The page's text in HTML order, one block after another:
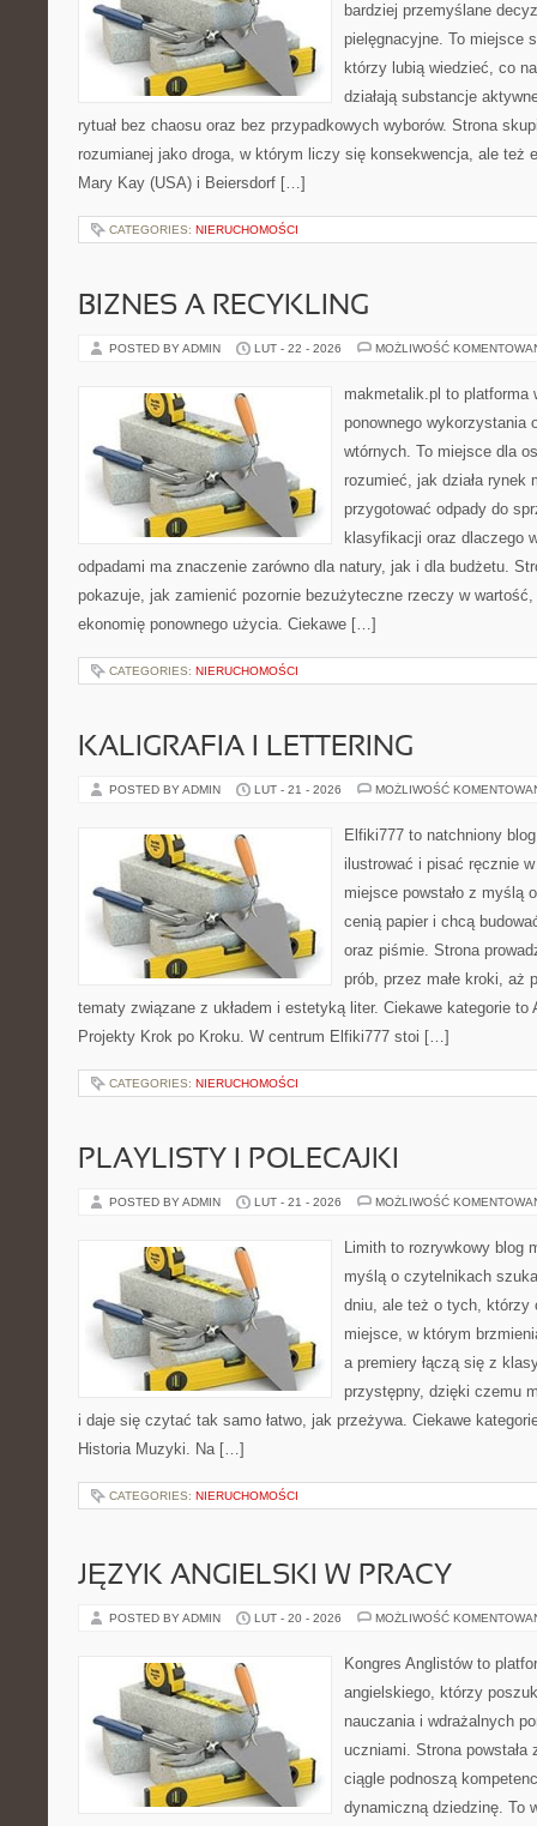
bardziej przemyślane
pielęgnacyjne. To miejsce
którzy lubią wiedzieć, co
działają substancje
rytuał bez chaosu oraz bez przypadkowych wyborów. Strona
rozumianej jako droga, w którym liczy się konsekwencja, ale też
Mary Kay (USA) i Beiersdorf […]
CATEGORIES: NIERUCHOMOŚCI
BIZNES A RECYKLING
POSTED BY ADMIN LUT - 22 - 2026 MOŻLIWOŚĆ
makmetalik.pl to platforma
ponownego wykorzystania
wtórnych. To miejsce dla
rozumieć, jak działa rynek
przygotować odpady do
klasyfikacji oraz dlaczego
odpadami ma znaczenie zarówno dla natury, jak i dla budżetu.
pokazuje, jak zamienić pozornie bezużyteczne rzeczy w
ekonomię ponownego użycia. Ciekawe […]
CATEGORIES: NIERUCHOMOŚCI
KALIGRAFIA I LETTERING
POSTED BY ADMIN LUT - 21 - 2026 MOŻLIWOŚĆ
Elfiki777 to natchniony
ilustrować i pisać ręcznie
miejsce powstało z myślą
cenią papier i chcą
oraz piśmie. Strona
prób, przez małe kroki, aż
tematy związane z układem i estetyką liter. Ciekawe kategorie
Projekty Krok po Kroku. W centrum Elfiki777 stoi […]
CATEGORIES: NIERUCHOMOŚCI
PLAYLISTY I POLECAJKI
POSTED BY ADMIN LUT - 21 - 2026 MOŻLIWOŚĆ
Limith to rozrywkowy blog
myślą o czytelnikach
dniu, ale też o tych, którzy
miejsce, w którym
a premiery łączą się z
przystępny, dzięki czemu
i daje się czytać tak samo łatwo, jak przeżywa. Ciekawe
Historia Muzyki. Na […]
CATEGORIES: NIERUCHOMOŚCI
JĘZYK ANGIELSKI W PRACY
POSTED BY ADMIN LUT - 20 - 2026 MOŻLIWOŚĆ
Kongres Anglistów to
angielskiego, którzy
nauczania i wdrażalnych
uczniami. Strona
ciągle podnoszą
dynamiczną dziedzinę. To